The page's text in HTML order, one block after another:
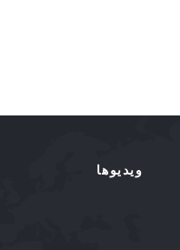
ویدیوها